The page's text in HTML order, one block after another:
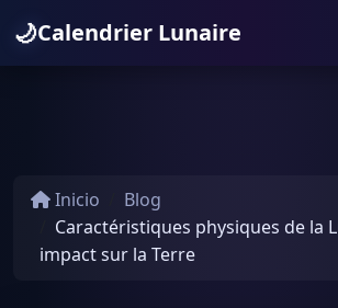
🌙Calendrier Lunaire
Inicio
Blog
Caractéristiques physiques de la
impact sur la Terre